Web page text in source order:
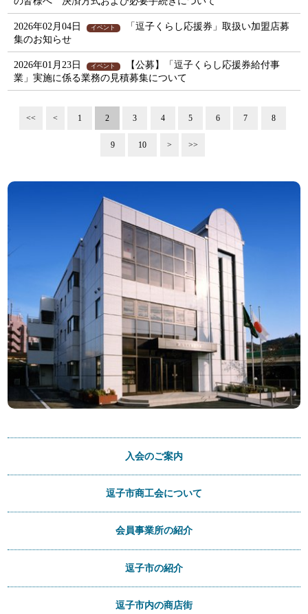
2026年02月04日 イベント
「逗子くらし応援券」取扱い加盟店募
集のお知らせ
2026年01月23日 イベント
【公募】「逗子くらし応援券給付事
業」実施に係る業務の見積募集について
<< < 1 2 3 4 5 6 7 8
9 10 > >>
入会のご案内
逗子市商工会について
会員事業所の紹介
逗子市の紹介
逗子市内の商店街